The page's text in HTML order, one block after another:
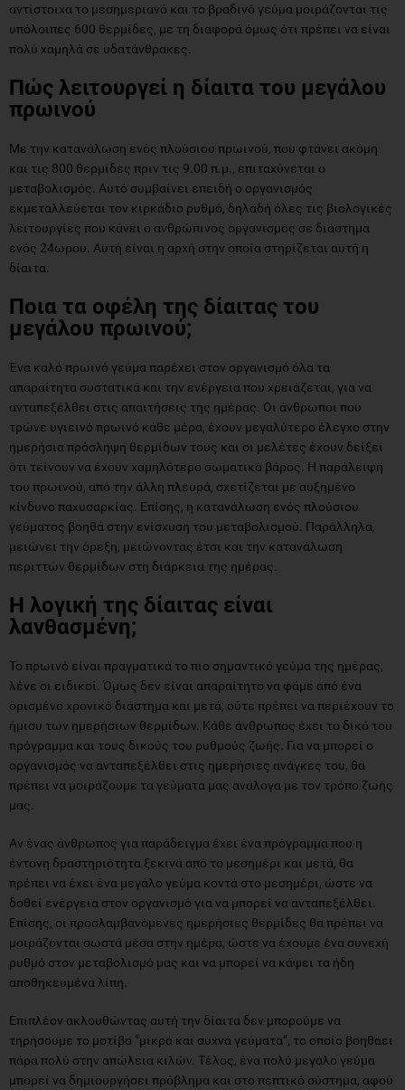
αντίστοιχα το μεσημεριανό και το βραδινό γεύμα μοιράζονται τις
υπόλοιπες 600 θερμίδες, με τη διαφορά όμως ότι πρέπει να είναι
πολύ χαμηλά σε υδατάνθρακες.
Πώς λειτουργεί η δίαιτα του μεγάλου
πρωινού
Με την κατανάλωση ενός πλούσιου πρωινού, που φτάνει ακόμη
και τις 800 θερμίδες πριν τις 9.00 π.μ., επιταχύνεται ο
μεταβολισμός. Αυτό συμβαίνει επειδή ο οργανισμός
εκμεταλλεύεται τον κιρκάδιο ρυθμό, δηλαδή όλες τις βιολογικές
λειτουργίες που κάνει ο ανθρώπινος οργανισμός σε διάστημα
ενός 24ωρου. Αυτή είναι η αρχή στην οποία στηρίζεται αυτή η
δίαιτα.
Ποια τα οφέλη της δίαιτας του
μεγάλου πρωινού;
Ένα καλό πρωινό γεύμα παρέχει στον οργανισμό όλα τα
απαραίτητα συστατικά και την ενέργεια που χρειάζεται, για να
ανταπεξέλθει στις απαιτήσεις της ημέρας. Οι άνθρωποι που
τρώνε υγιεινό πρωινό κάθε μέρα, έχουν μεγαλύτερο έλεγχο στην
ημερήσια πρόσληψη θερμίδων τους και οι μελέτες έχουν δείξει
ότι τείνουν να έχουν χαμηλότερο σωματικό βάρος. Η παράλειψη
του πρωινού, από την άλλη πλευρά, σχετίζεται με αυξημένο
κίνδυνο παχυσαρκίας. Επίσης, η κατανάλωση ενός πλούσιου
γεύματος βοηθά στην ενίσχυση του μεταβολισμού. Παράλληλα,
μειώνει την όρεξη, μειώνοντας έτσι και την κατανάλωση
περιττών θερμίδων στη διάρκεια της ημέρας.
Η λογική της δίαιτας είναι
λανθασμένη;
Το πρωινό είναι πραγματικά το πιο σημαντικό γεύμα της ημέρας,
λένε οι ειδικοί. Όμως δεν είναι απαραίτητο να φάμε από ένα
ορισμένο χρονικό διάστημα και μετά, ούτε πρέπει να περιέχουν το
ήμισυ των ημερήσιων θερμίδων. Κάθε άνθρωπος έχει το δικό του
πρόγραμμα και τους δικούς του ρυθμούς ζωής. Για να μπορεί ο
οργανισμός να ανταπεξέλθει στις ημερήσιες ανάγκες του, θα
πρέπει να μοιράζουμε τα γεύματα μας ανάλογα με τον τρόπο ζωής
μας.
Αν ένας άνθρωπος για παράδειγμα έχει ένα πρόγραμμα που η
έντονη δραστηριότητα ξεκινά από το μεσημέρι και μετά, θα
πρέπει να έχει ένα μεγάλο γεύμα κοντά στο μεσημέρι, ώστε να
δοθεί ενέργεια στον οργανισμό για να μπορεί να ανταπεξέλθει.
Επίσης, οι προσλαμβανόμενες ημερήσιες θερμίδες θα πρέπει να
μοιράζονται σωστά μέσα στην ημέρα, ώστε να έχουμε ένα συνεχή
ρυθμό στον μεταβολισμό μας και να μπορεί να κάψει τα ήδη
αποθηκευμένα λίπη.
Επιπλέον ακλουθώντας αυτή την δίαιτα δεν μπορούμε να
τηρήσουμε το μοτίβο ‘’μικρά και συχνά γεύματα’’, το οποίο βοηθάει
πάρα πολύ στην απώλεια κιλών. Τέλος, ένα πολύ μεγάλο γεύμα
μπορεί να δημιουργήσει πρόβλημα και στο πεπτικό σύστημα, αφού